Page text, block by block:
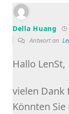
Della Huang
Antwort an
Hallo LenSt,
vielen Dank
Könnten